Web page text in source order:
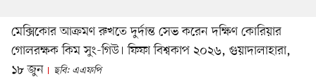
মেক্সিকোর আক্রমণ রুখতে দুর্দান্ত সেভ করেন দক্ষিণ কোরিয়ার
গোলরক্ষক কিম সুং-গিউ। ফিফা বিশ্বকাপ ২০২৬, গুয়াদালাহারা,
১৮ জুন
ছবি: এএফপি